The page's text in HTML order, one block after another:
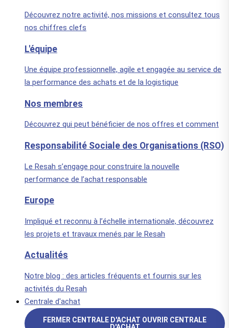
Découvrez notre activité, nos missions et consultez tous
nos chiffres clefs
L'équipe
Une équipe professionnelle, agile et engagée au service de
la performance des achats et de la logistique
Nos membres
Découvrez qui peut bénéficier de nos offres et comment
Responsabilité Sociale des Organisations (RSO)
Le Resah s’engage pour construire la nouvelle
performance de l’achat responsable
Europe
Impliqué et reconnu à l’échelle internationale, découvrez
les projets et travaux menés par le Resah
Actualités
Notre blog : des articles fréquents et fournis sur les
activités du Resah
Centrale d'achat
FERMER CENTRALE D'ACHAT OUVRIR CENTRALE